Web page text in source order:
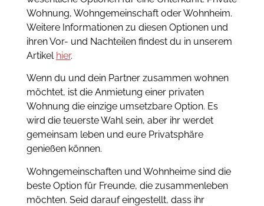
Wohnung, Wohngemeinschaft oder Wohnheim.
Weitere Informationen zu diesen Optionen und
ihren Vor- und Nachteilen findest du in unserem
Artikel hier.
Wenn du und dein Partner zusammen wohnen
möchtet, ist die Anmietung einer privaten
Wohnung die einzige umsetzbare Option. Es
wird die teuerste Wahl sein, aber ihr werdet
gemeinsam leben und eure Privatsphäre
genießen können.
Wohngemeinschaften und Wohnheime sind die
beste Option für Freunde, die zusammenleben
möchten. Seid darauf eingestellt, dass ihr